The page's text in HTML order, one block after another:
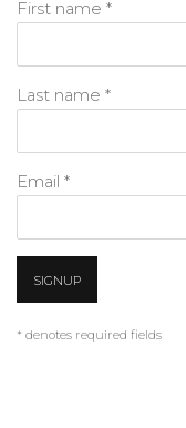
First name *
Last name *
Email *
SIGNUP
* denotes required fields